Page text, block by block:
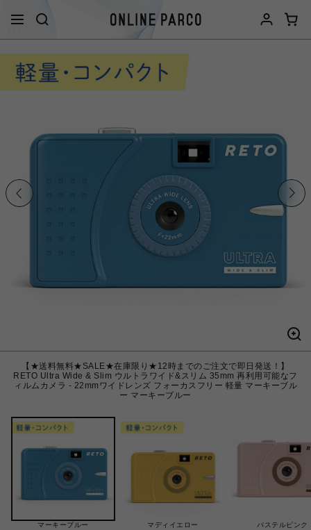
【★送料無料★SALE★在庫限り★12時までのご注文で即日発送！】
RETO Ultra Wide & Slim ウルトラワイド&スリム 35mm 再利用可能なフ
ィルムカメラ - 22mmワイドレンズ フォーカスフリー 軽量 マーキーブル
ー マーキーブルー
マーキーブルー マディイエロー パステルピンク